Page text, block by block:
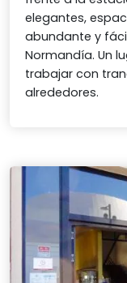
elegantes,
abundante y
Normandía. Un
trabajar con
alrededores.